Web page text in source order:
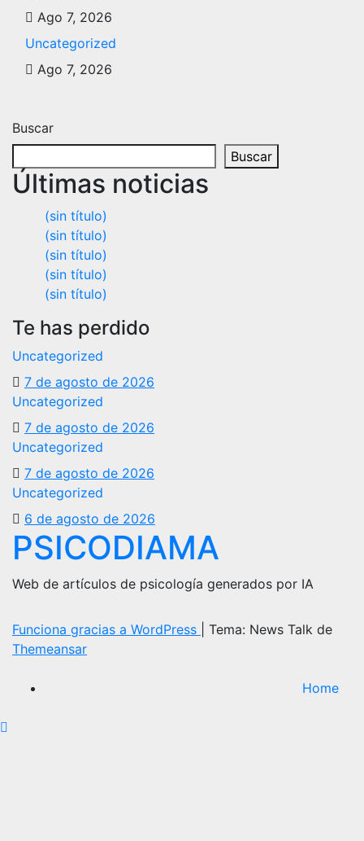
Ago 7, 2026
Uncategorized
Ago 7, 2026
Buscar
Buscar
Últimas noticias
(sin título)
(sin título)
(sin título)
(sin título)
(sin título)
Te has perdido
Uncategorized
7 de agosto de 2026
Uncategorized
7 de agosto de 2026
Uncategorized
7 de agosto de 2026
Uncategorized
6 de agosto de 2026
PSICODIAMA
Web de artículos de psicología generados por IA
Funciona gracias a WordPress
Tema: News Talk de
Themeansar
Home